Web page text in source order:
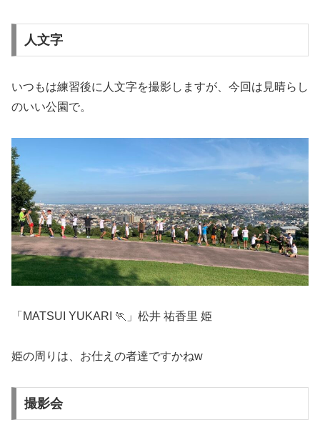
人文字
いつもは練習後に人文字を撮影しますが、今回は見晴らし
のいい公園で。
「MATSUI YUKARI 🏃」松井 祐香里 姫
姫の周りは、お仕えの者達ですかねw
撮影会